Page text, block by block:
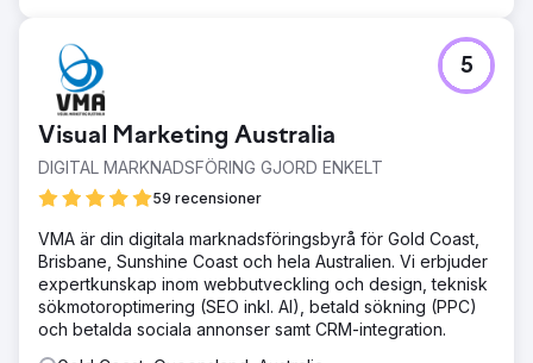
Visual Marketing Australia
DIGITAL MARKNADSFÖRING GJORD ENKELT
59 recensioner
5
VMA är din digitala marknadsföringsbyrå för Gold Coast,
Brisbane, Sunshine Coast och hela Australien. Vi erbjuder
expertkunskap inom webbutveckling och design, teknisk
sökmotoroptimering (SEO inkl. AI), betald sökning (PPC)
och betalda sociala annonser samt CRM-integration.